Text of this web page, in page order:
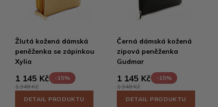
Žlutá kožená dámská
peněženka se zápinkou
Xylia
1 145 Kč
-15%
1 348 Kč
DETAIL PRODUKTU
Černá dámská kožená
zipová peněženka
Gudmar
1 145 Kč
-15%
1 348 Kč
DETAIL PRODUKTU